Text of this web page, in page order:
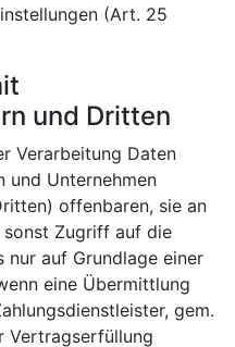
(Art. 25
und Dritten
Verarbeitung Daten
und Unternehmen
offenbaren, sie an
Zugriff auf die
auf Grundlage einer
eine Übermittlung
gem.
Vertragserfüllung